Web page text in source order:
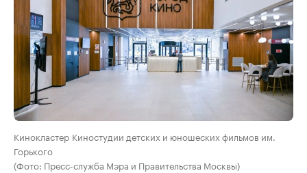
Кинокластер Киностудии детских и юношеских фильмов им.
Горького
(Фото: Пресс-служба Мэра и Правительства Москвы)